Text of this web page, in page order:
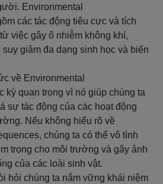
Environmental
các tác động tiêu cực và tích
việc gây ô nhiễm không khí,
giảm đa dạng sinh học và biến
về Environmental
kỳ quan trọng vì nó giúp chúng ta
sự tác động của các hoạt động
Nếu không hiểu rõ về
chúng ta có thể vô tình
trọng cho môi trường và gây ảnh
của các loài sinh vật.
hỏi chúng ta nắm vững khái niệm